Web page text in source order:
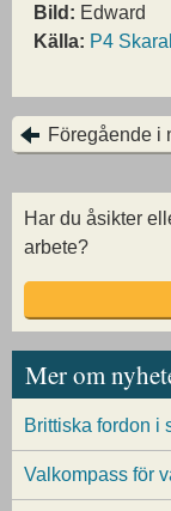
Bild: Edward
Källa: P4
Föregående i
Har du åsikter
arbete?
Mer om
Brittiska fordon i
Valkompass för